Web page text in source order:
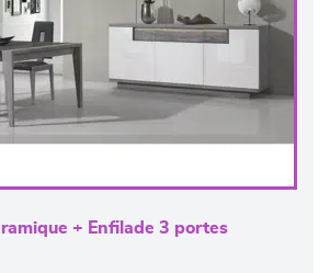
+ Enfilade 3 portes